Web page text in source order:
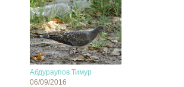
Абдураупов Тимур
06/09/2016